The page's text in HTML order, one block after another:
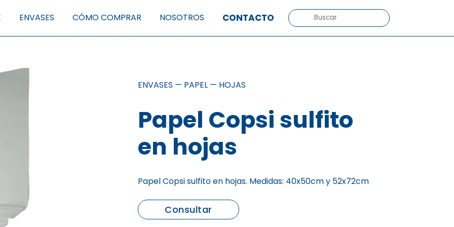
ENVASES CÓMO COMPRAR NOSOTROS CONTACTO BUSCAR:
ENVASES — PAPEL — HOJAS
Papel Copsi sulfito
en hojas
Papel Copsi sulfito en hojas. Medidas: 40x50cm y 52x72cm
Consultar